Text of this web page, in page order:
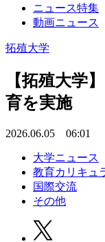
ニュース特集
動画ニュース
拓殖大学
【拓殖大学
育を実施
2026.06.05 06:01
大学ニュース
教育カリキュ
国際交流
その他